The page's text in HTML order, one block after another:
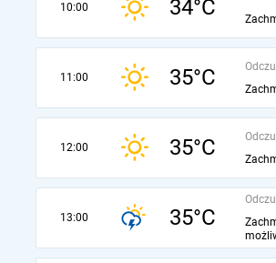
10:00 34°C
11:00 35°C
12:00 35°C
13:00 35°C